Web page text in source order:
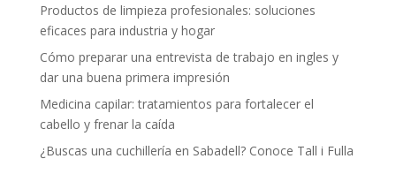
Productos de limpieza profesionales: soluciones
eficaces para industria y hogar
Cómo preparar una entrevista de trabajo en ingles y
dar una buena primera impresión
Medicina capilar: tratamientos para fortalecer el
cabello y frenar la caída
¿Buscas una cuchillería en Sabadell? Conoce Tall i Fulla